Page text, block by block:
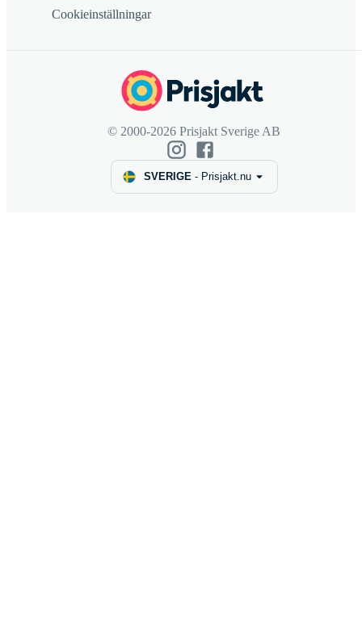
Cookieinställningar
© 2000-2026 Prisjakt Sverige AB
SVERIGE- Prisjakt.nu